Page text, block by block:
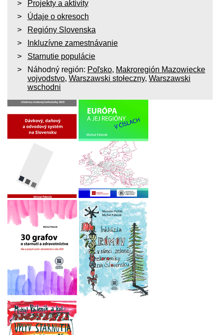
Projekty a aktivity
Údaje o okresoch
Regióny Slovenska
Inkluzívne zamestnávanie
Starnutie populácie
Náhodný región: Poľsko, Makroregión Mazowiecke
vojvodstvo, Warszawski stołeczny, Warszawski
wschodni